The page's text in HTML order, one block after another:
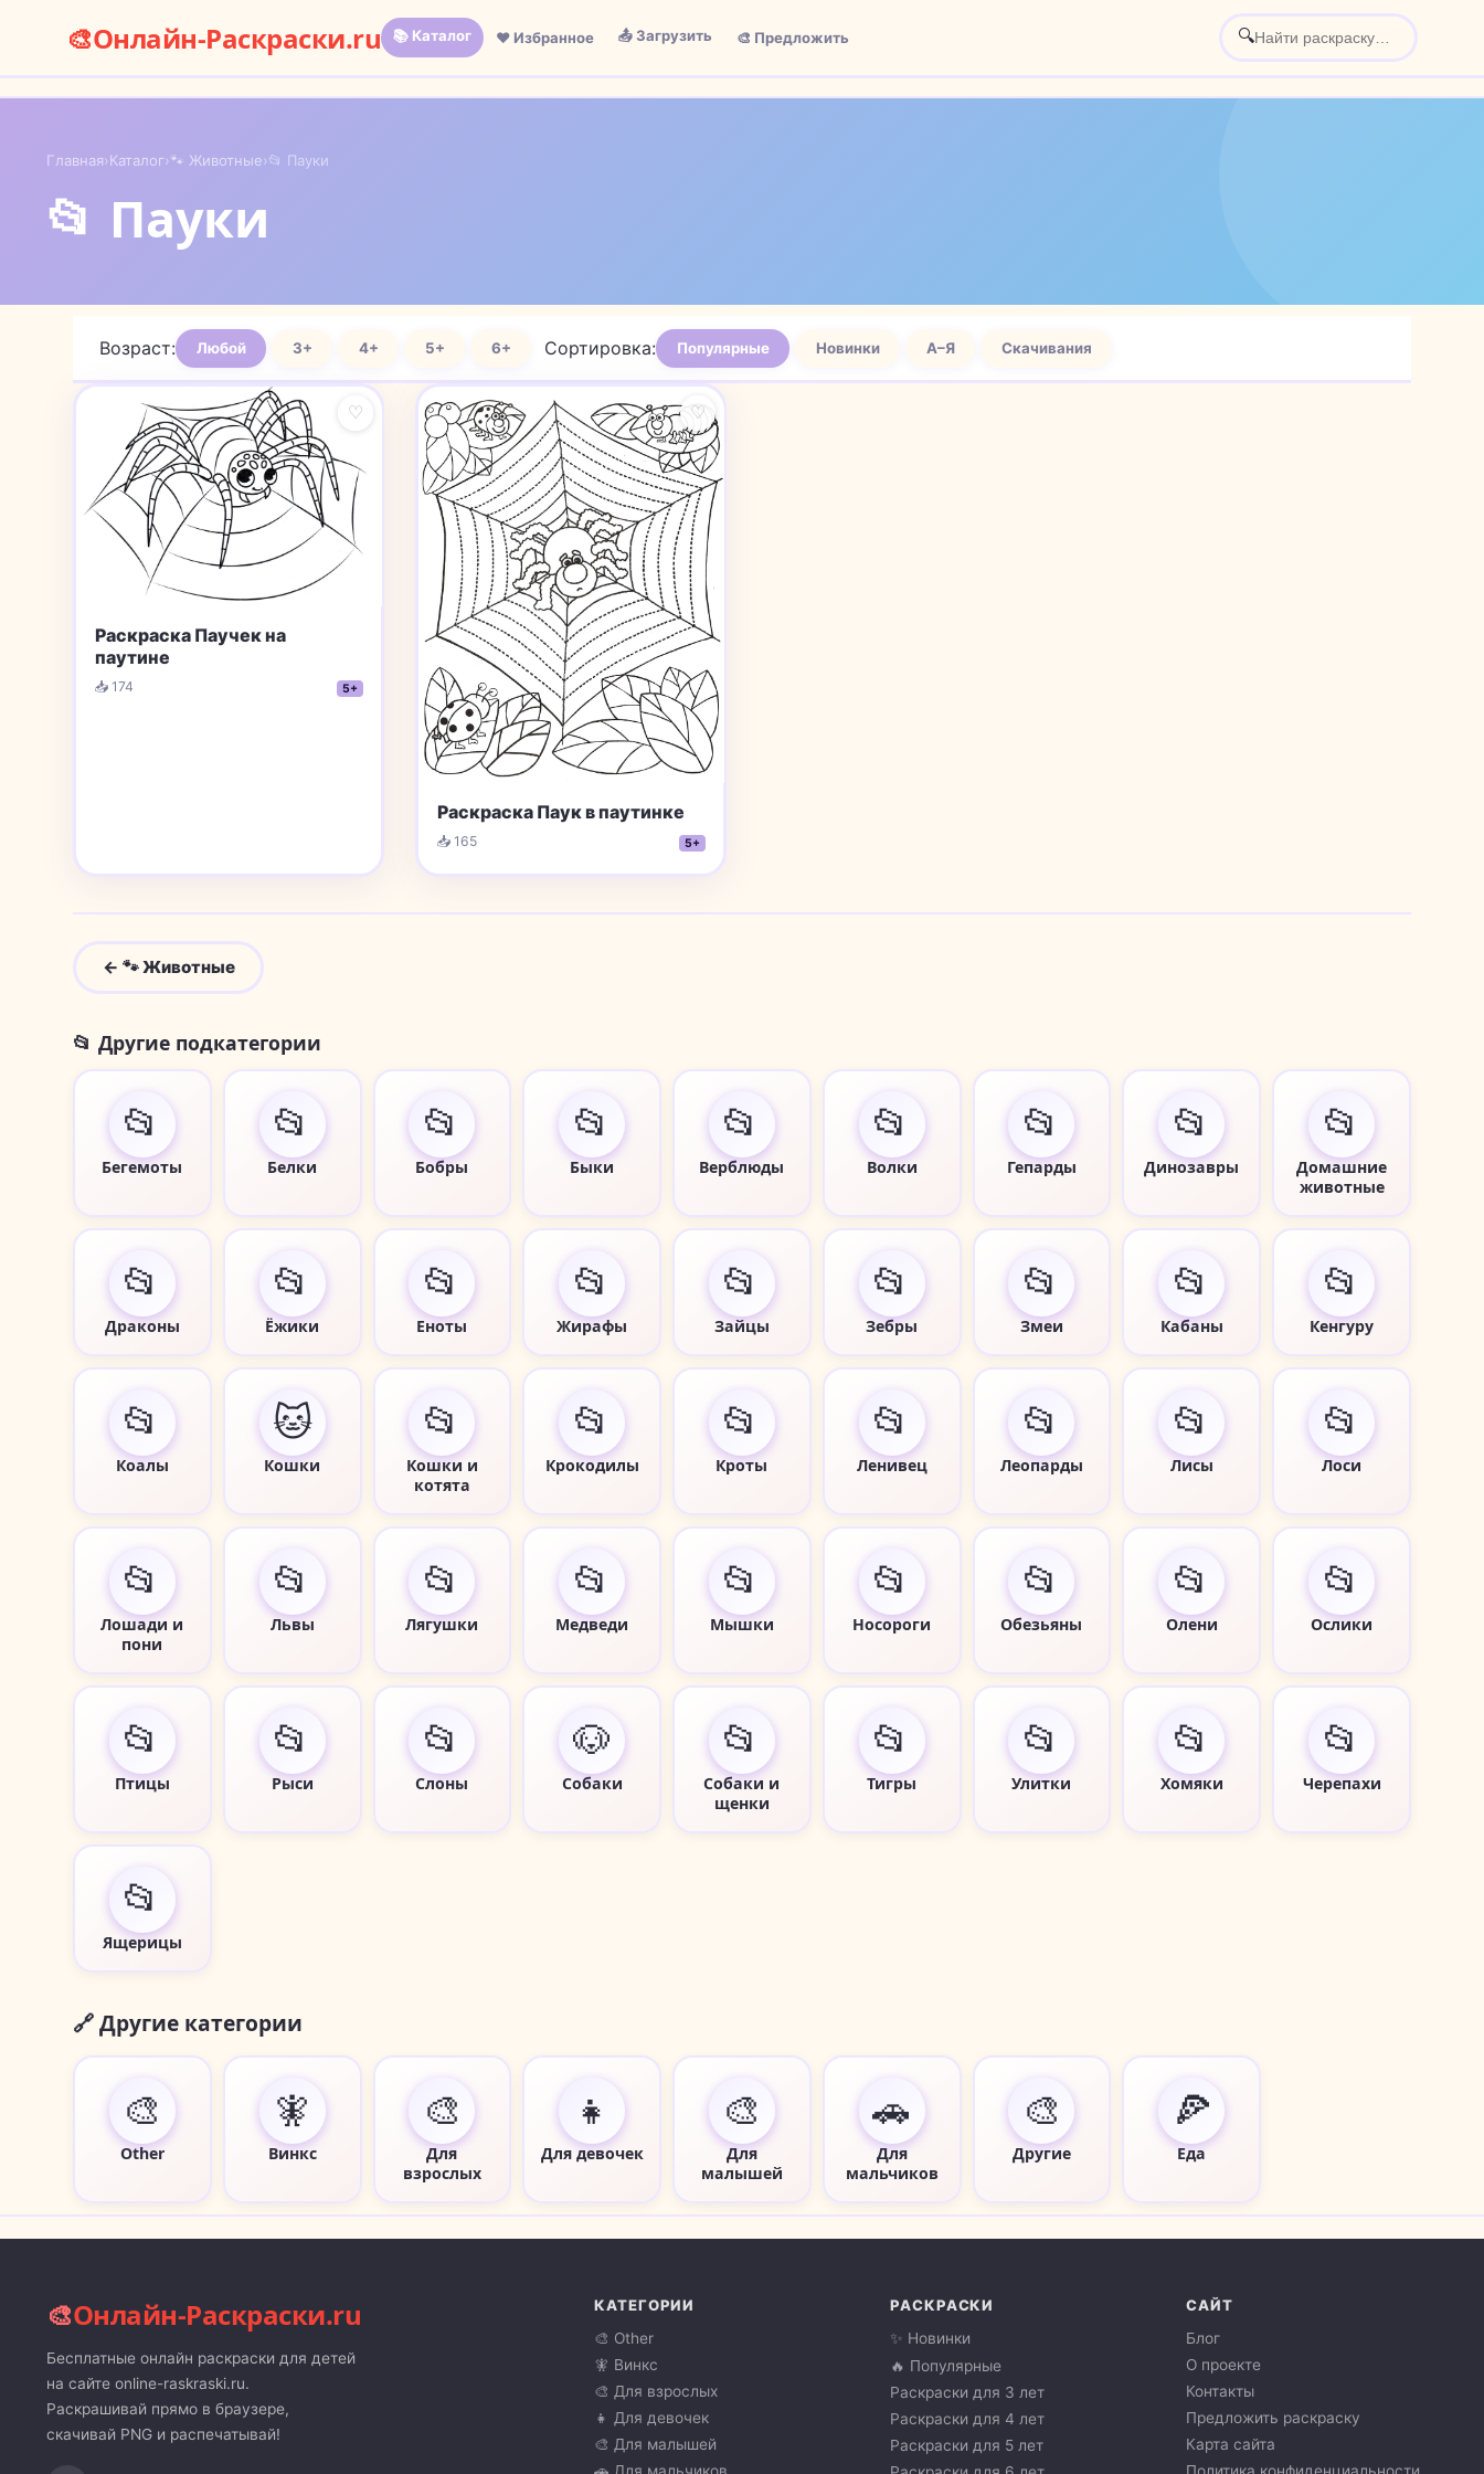
🎨Онлайн-Раскраски.ru 📚 Каталог ❤️ Избранное 📤 Загрузить 🎨 Предложить 🔍
Главная›Каталог›🐾 Животные›📂 Пауки
📂 Пауки
Возраст: Любой 3+ 4+ 5+ 6+ Сортировка: Популярные Новинки А–Я Скачивания
♡
Раскраска Паучек на
паутине
📥 174 5+
♡
Раскраска Паук в паутинке
📥 165 5+
← 🐾 Животные
📂 Другие подкатегории
📂
Бегемоты
📂
Белки
📂
Бобры
📂
Быки
📂
Верблюды
📂
Волки
📂
Гепарды
📂
Динозавры
📂
Домашние
животные
📂
Драконы
📂
Ёжики
📂
Еноты
📂
Жирафы
📂
Зайцы
📂
Зебры
📂
Змеи
📂
Кабаны
📂
Кенгуру
📂
Коалы
🐱
Кошки
📂
Кошки и
котята
📂
Крокодилы
📂
Кроты
📂
Ленивец
📂
Леопарды
📂
Лисы
📂
Лоси
📂
Лошади и
пони
📂
Львы
📂
Лягушки
📂
Медведи
📂
Мышки
📂
Носороги
📂
Обезьяны
📂
Олени
📂
Ослики
📂
Птицы
📂
Рыси
📂
Слоны
🐶
Собаки
📂
Собаки и
щенки
📂
Тигры
📂
Улитки
📂
Хомяки
📂
Черепахи
📂
Ящерицы
🔗 Другие категории
🎨
Other
🧚
Винкс
🎨
Для
взрослых
👧
Для девочек
🎨
Для
малышей
🚗
Для
мальчиков
🎨
Другие
🍕
Еда
🎨Онлайн-Раскраски.ru
Бесплатные онлайн раскраски для детей
на сайте online-raskraski.ru.
Раскрашивай прямо в браузере,
скачивай PNG и распечатывай!
КАТЕГОРИИ
🎨 Other
🧚 Винкс
🎨 Для взрослых
👧 Для девочек
🎨 Для малышей
🚗 Для мальчиков
РАСКРАСКИ
✨ Новинки
🔥 Популярные
Раскраски для 3 лет
Раскраски для 4 лет
Раскраски для 5 лет
САЙТ
Блог
О проекте
Контакты
Предложить раскраску
Карта сайта
Политика конфиденциальности